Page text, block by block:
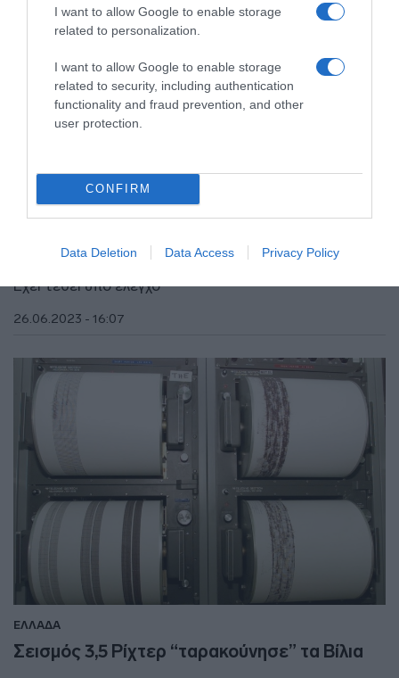
I want to allow Google to enable storage
related to personalization.
I want to allow Google to enable storage
related to security, including authentication
functionality and fraud prevention, and other
user protection.
CONFIRM
Data Deletion Data Access Privacy Policy
ΕΛΛΑΔΑ
εναέριες δυνάμεις
Έχει τεθεί υπό έλεγχο
26.06.2023 - 16:07
ΕΛΛΑΔΑ
Σεισμός 3,5 Ρίχτερ “ταρακούνησε” τα Βίλια